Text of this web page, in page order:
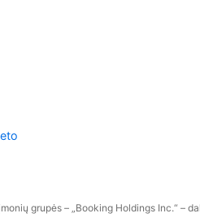
grupės – „Booking Holdings Inc.“ –